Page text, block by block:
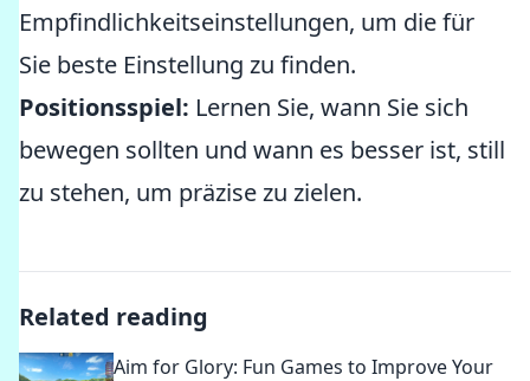
Empfindlichkeitseinstellungen, um die für
Sie beste Einstellung zu finden.
Positionsspiel: Lernen Sie, wann Sie sich
bewegen sollten und wann es besser ist, still
zu stehen, um präzise zu zielen.
Related reading
Aim for Glory: Fun Games to Improve Your